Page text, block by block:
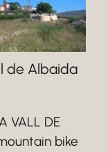
de Albaida
VALL DE
bike